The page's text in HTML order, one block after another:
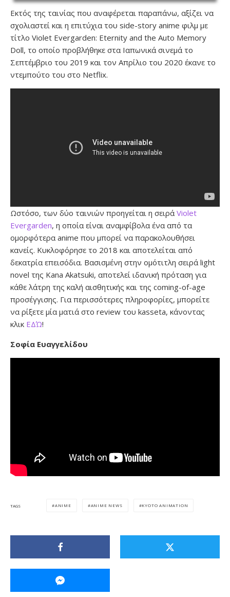
Εκτός της ταινίας που αναφέρεται παραπάνω, αξίζει να
σχολιαστεί και η επιτύχια του side-story anime φιλμ με
τίτλο Violet Evergarden: Eternity and the Auto Memory
Doll, το οποίο προβλήθηκε στα Ιαπωνικά σινεμά το
Σεπτέμβριο του 2019 και τον Απρίλιο του 2020 έκανε το
ντεμπούτο του στο Netflix.
Ωστόσο, των δύο ταινιών προηγείται η σειρά Violet
Evergarden, η οποία είναι αναμφίβολα ένα από τα
ομορφότερα anime που μπορεί να παρακολουθήσει
κανείς. Κυκλοφόρησε το 2018 και αποτελείται από
δεκατρία επεισόδια. Βασισμένη στην ομότιτλη σειρά light
novel της Kana Akatsuki, αποτελεί ιδανική πρόταση για
κάθε λάτρη της καλή αισθητικής και της coming-of-age
προσέγγισης. Για περισσότερες πληροφορίες, μπορείτε
να ρίξετε μία ματιά στο review του kasseta, κάνοντας
κλικ ΕΔΏ!
Σοφία Ευαγγελίδου
TAGS ANIME ANIME NEWS KYOTO ANIMATION